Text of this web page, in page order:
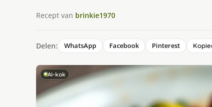
Recept van brinkie1970
Delen: WhatsApp Facebook Pinterest
AI-kok